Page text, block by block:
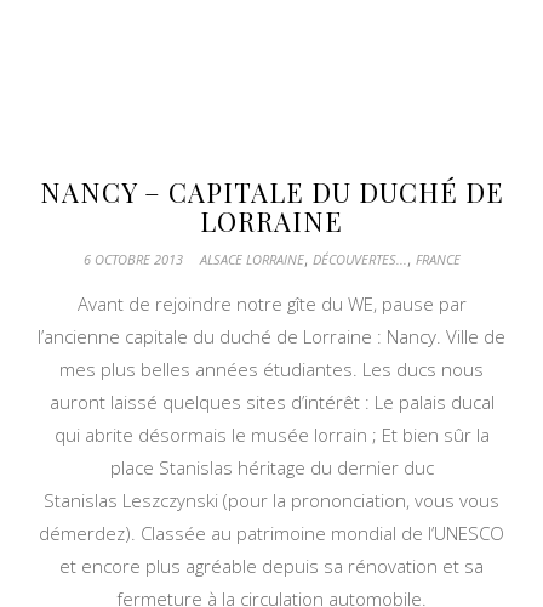
NANCY – CAPITALE DU DUCHÉ DE
LORRAINE
6 OCTOBRE 2013 ALSACE LORRAINE, DÉCOUVERTES..., FRANCE
Avant de rejoindre notre gîte du WE, pause par
l’ancienne capitale du duché de Lorraine : Nancy. Ville de
mes plus belles années étudiantes. Les ducs nous
auront laissé quelques sites d’intérêt : Le palais ducal
qui abrite désormais le musée lorrain ; Et bien sûr la
place Stanislas héritage du dernier duc
Stanislas Leszczynski (pour la prononciation, vous vous
démerdez). Classée au patrimoine mondial de l’UNESCO
et encore plus agréable depuis sa rénovation et sa
fermeture à la circulation automobile.